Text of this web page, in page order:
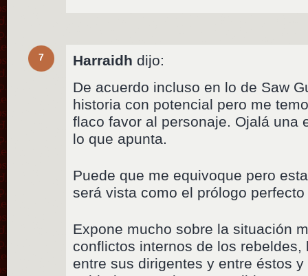
7 Harraidh dijo:
De acuerdo incluso en lo de Saw
historia con potencial pero me
flaco favor al personaje. Ojalá una
lo que apunta.
Puede que me equivoque pero
será vista como el prólogo
Expone mucho sobre la situación
conflictos internos de los
entre sus dirigentes y entre éstos